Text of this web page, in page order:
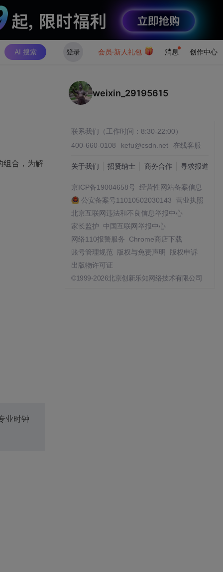
AI 搜索 登录 会员·新人礼包 消息 创作中心
组合，为解
业时钟
weixin_29195615
联系我们（工作时间：8:30-22:00）
400-660-0108
kefu@csdn.net 在线客服
关于我们 招贤纳士 商务合作 寻求报道
京ICP备19004658号 经营性网站备案信息
公安备案号11010502030143 营业执照
北京互联网违法和不良信息举报中心
家长监护
中国互联网举报中心
网络110报警服务
Chrome商店下载
账号管理规范
版权与免责声明
版权申诉
出版物许可证
©1999-2026北京创新乐知网络技术有限公司